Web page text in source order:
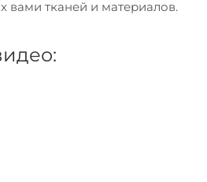
тканей и материалов.